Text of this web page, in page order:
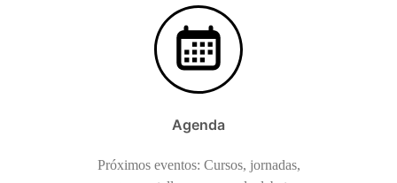
Agenda
Próximos eventos: Cursos, jornadas,